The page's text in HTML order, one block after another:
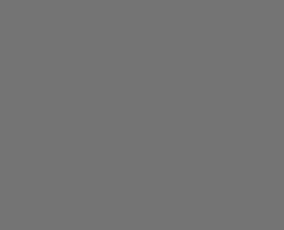
= NaN;